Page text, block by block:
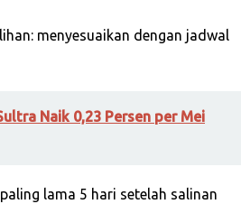
menyesuaikan dengan jadwal
Naik 0,23 Persen per Mei
lama 5 hari setelah salinan